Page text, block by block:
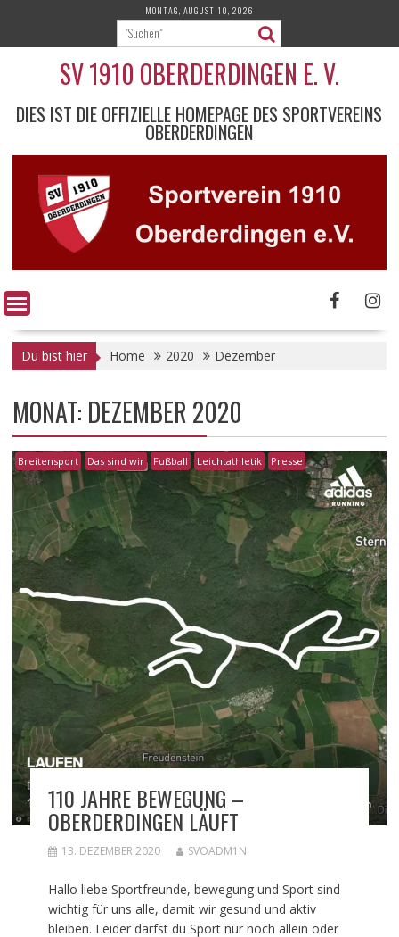
content
MONTAG, AUGUST 10, 2026
SV 1910 OBERDERDINGEN E. V.
DIES IST DIE OFFIZIELLE HOMEPAGE DES SPORTVEREINS
OBERDERDINGEN
Du bist hier Home 2020 Dezember
MONAT: DEZEMBER 2020
Breitensport Das sind wir Fußball Leichtathletik Presse
110 JAHRE BEWEGUNG –
OBERDERDINGEN LÄUFT
13. DEZEMBER 2020 SVOADM1N
Hallo liebe Sportfreunde, bewegung und Sport sind
wichtig für uns alle, damit wir gesund und aktiv
bleiben. Leider darfst du Sport nur noch allein oder